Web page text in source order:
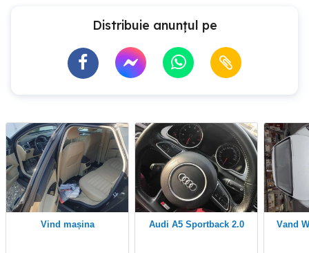
Distribuie anunțul pe
vind mașina Audi A5 Sportback 2.0